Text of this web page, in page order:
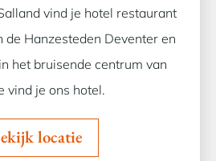
vind je hotel restaurant
de Hanzesteden Deventer en
het bruisende centrum van
vind je ons hotel.
locatie